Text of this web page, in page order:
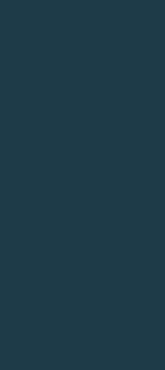
dafür sorgt,
deines
sich zu
beflügelt